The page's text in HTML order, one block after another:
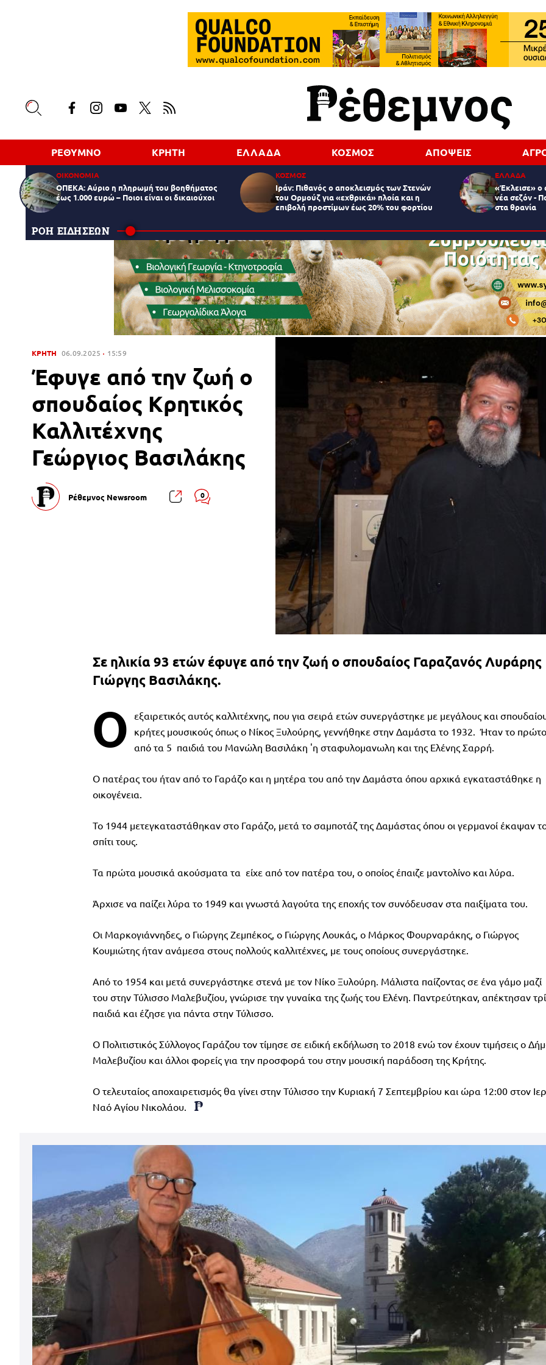
ΡΕΘΥΜΝΟ ΚΡΗΤΗ ΕΛΛΑΔΑ ΚΟΣΜΟΣ ΑΠΟΨΕΙΣ
ΟΙΚΟΝΟΜΙΑ
ΟΠΕΚΑ: Αύριο η πληρωμή του βοηθήματος
έως 1.000 ευρώ – Ποιοι είναι οι δικαιούχοι
ΚΟΣΜΟΣ
Ιράν: Πιθανός ο αποκλεισμός των Στενών
του Ορμούζ για «εχθρικά» πλοία και η
επιβολή προστίμων έως 20% του φορτίου
ΕΛΛΑΔΑ
«Έκλεισε» ο
νέα σεζόν -
στα θρανία
ΡΟΗ ΕΙΔΗΣΕΩΝ
ΚΡΗΤΗ 06.09.2025 15:59
Έφυγε από την ζωή ο
σπουδαίος Κρητικός
Καλλιτέχνης
Γεώργιος Βασιλάκης
Ρέθεμνος Newsroom 0
Σε ηλικία 93 ετών έφυγε από την ζωή ο σπουδαίος Γαραζανός Λυράρης
Γιώργης Βασιλάκης.
Ο
εξαιρετικός αυτός καλλιτέχνης, που για σειρά ετών συνεργάστηκε με μεγάλους και
κρήτες μουσικούς όπως ο Νίκος Ξυλούρης, γεννήθηκε στην Δαμάστα το 1932. Ήταν το πρώτο
από τα 5 παιδιά του Μανώλη Βασιλάκη 'η σταφυλομανωλη και της Ελένης Σαρρή.
Ο πατέρας του ήταν από το Γαράζο και η μητέρα του από την Δαμάστα όπου αρχικά εγκαταστάθηκε η
οικογένεια.
Το 1944 μετεγκαταστάθηκαν στο Γαράζο, μετά το σαμποτάζ της Δαμάστας όπου οι γερμανοί έκαψαν
σπίτι τους.
Τα πρώτα μουσικά ακούσματα τα είχε από τον πατέρα του, ο οποίος έπαιζε μαντολίνο και λύρα.
Άρχισε να παίζει λύρα το 1949 και γνωστά λαγούτα της εποχής τον συνόδευσαν στα παιξίματα του.
Οι Μαρκογιάννηδες, ο Γιώργης Ζεμπέκος, ο Γιώργης Λουκάς, ο Μάρκος Φουρναράκης, ο Γιώργος
Κουμιώτης ήταν ανάμεσα στους πολλούς καλλιτέχνες, με τους οποίους συνεργάστηκε.
Από το 1954 και μετά συνεργάστηκε στενά με τον Νίκο Ξυλούρη. Μάλιστα παίζοντας σε ένα γάμο μαζί
του στην Τύλισσο Μαλεβυζίου, γνώρισε την γυναίκα της ζωής του Ελένη. Παντρεύτηκαν, απέκτησαν
παιδιά και έζησε για πάντα στην Τύλισσο.
Ο Πολιτιστικός Σύλλογος Γαράζου τον τίμησε σε ειδική εκδήλωση το 2018 ενώ τον έχουν τιμήσεις ο
Μαλεβυζίου και άλλοι φορείς για την προσφορά του στην μουσική παράδοση της Κρήτης.
Ο τελευταίος αποχαιρετισμός θα γίνει στην Τύλισσο την Κυριακή 7 Σεπτεμβρίου και ώρα 12:00 στον
Ναό Αγίου Νικολάου.